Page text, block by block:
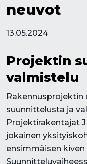
neuvot
13.05.2024
Projektin
valmistelu
Rakennusprojektin
suunnittelusta ja
Projektirakentajat
jokainen
ensimmäisen